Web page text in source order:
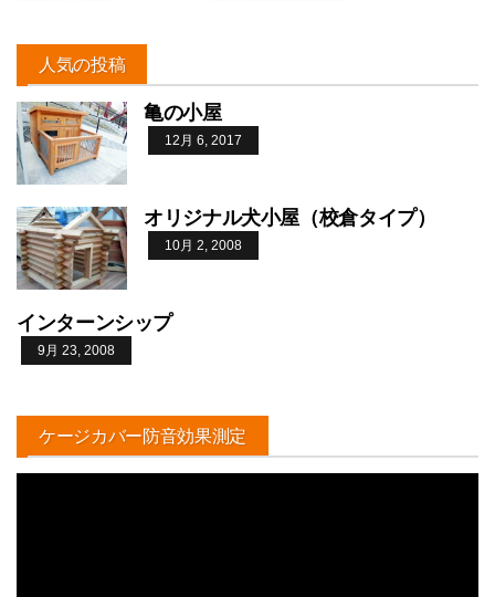
人気の投稿
亀の小屋
12月 6, 2017
オリジナル犬小屋（校倉タイプ）
10月 2, 2008
インターンシップ
9月 23, 2008
ケージカバー防音効果測定